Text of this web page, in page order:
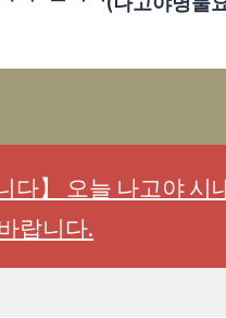
다】 오늘 나고야
랍니다.